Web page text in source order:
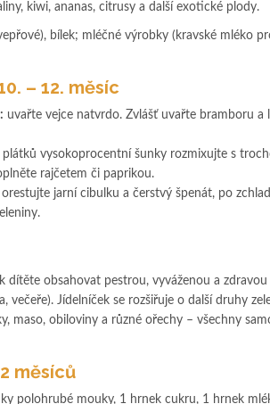
kiwi, ananas, citrusy a další exotické plody.
bílek; mléčné výrobky (kravské mléko
– 12. měsíc
uvařte vejce natvrdo. Zvlášť uvařte bramboru a
plátků vysokoprocentní šunky rozmixujte s
rajčetem či paprikou.
orestujte jarní cibulku a čerstvý špenát, po
dítěte obsahovat pestrou, vyváženou a
večeře). Jídelníček se rozšiřuje o další druhy
maso, obiloviny a různé ořechy – všechny
měsíců
polohrubé mouky, 1 hrnek cukru, 1 hrnek